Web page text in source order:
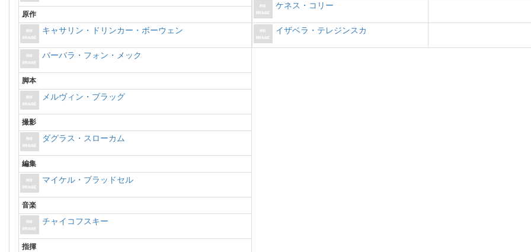
原作
キャサリン・ドリンカー・ボーウェン
バーバラ・フォン・メック
脚本
メルヴィン・ブラッグ
撮影
ダグラス・スローカム
編集
マイケル・ブラッドセル
音楽
チャイコフスキー
指揮
ケネス・コリー
イザベラ・テレジンスカ